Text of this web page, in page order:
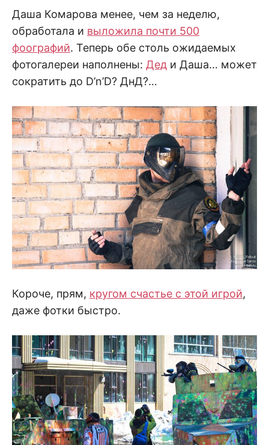
Даша Комарова менее, чем за неделю,
обработала и выложила почти 500
фоографий. Теперь обе столь ожидаемых
фотогалереи наполнены: Дед и Даша… может
сократить до D’n’D? ДнД?…
Короче, прям, кругом счастье с этой игрой,
даже фотки быстро.